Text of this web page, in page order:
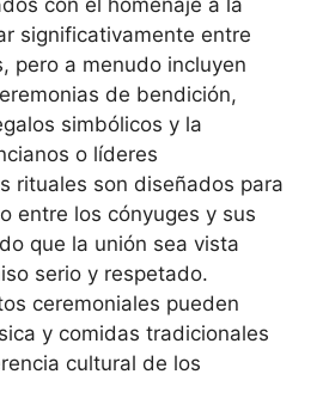
con el homenaje a la
significativamente entre
pero a menudo incluyen
de bendición,
simbólicos y la
o líderes
rituales son diseñados para
entre los cónyuges y sus
que la unión sea vista
serio y respetado.
ceremoniales pueden
y comidas tradicionales
cultural de los